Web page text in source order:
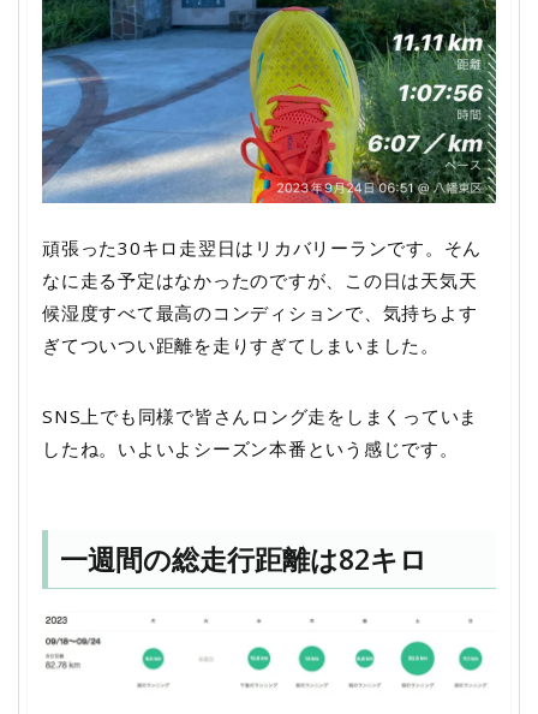
頑張った30キロ走翌日はリカバリーランです。そん
なに走る予定はなかったのですが、この日は天気天
候湿度すべて最高のコンディションで、気持ちよす
ぎてついつい距離を走りすぎてしまいました。
SNS上でも同様で皆さんロング走をしまくっていま
したね。いよいよシーズン本番という感じです。
一週間の総走行距離は82キロ